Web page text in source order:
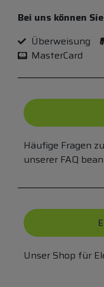
Bei uns können
Überweisung
MasterCard
Häufige Fragen
unserer FAQ
Unser Shop für